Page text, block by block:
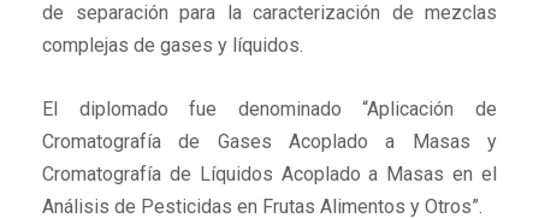
de separación para la caracterización de mezclas
complejas de gases y líquidos.
El diplomado fue denominado “Aplicación de
Cromatografía de Gases Acoplado a Masas y
Cromatografía de Líquidos Acoplado a Masas en el
Análisis de Pesticidas en Frutas Alimentos y Otros”.